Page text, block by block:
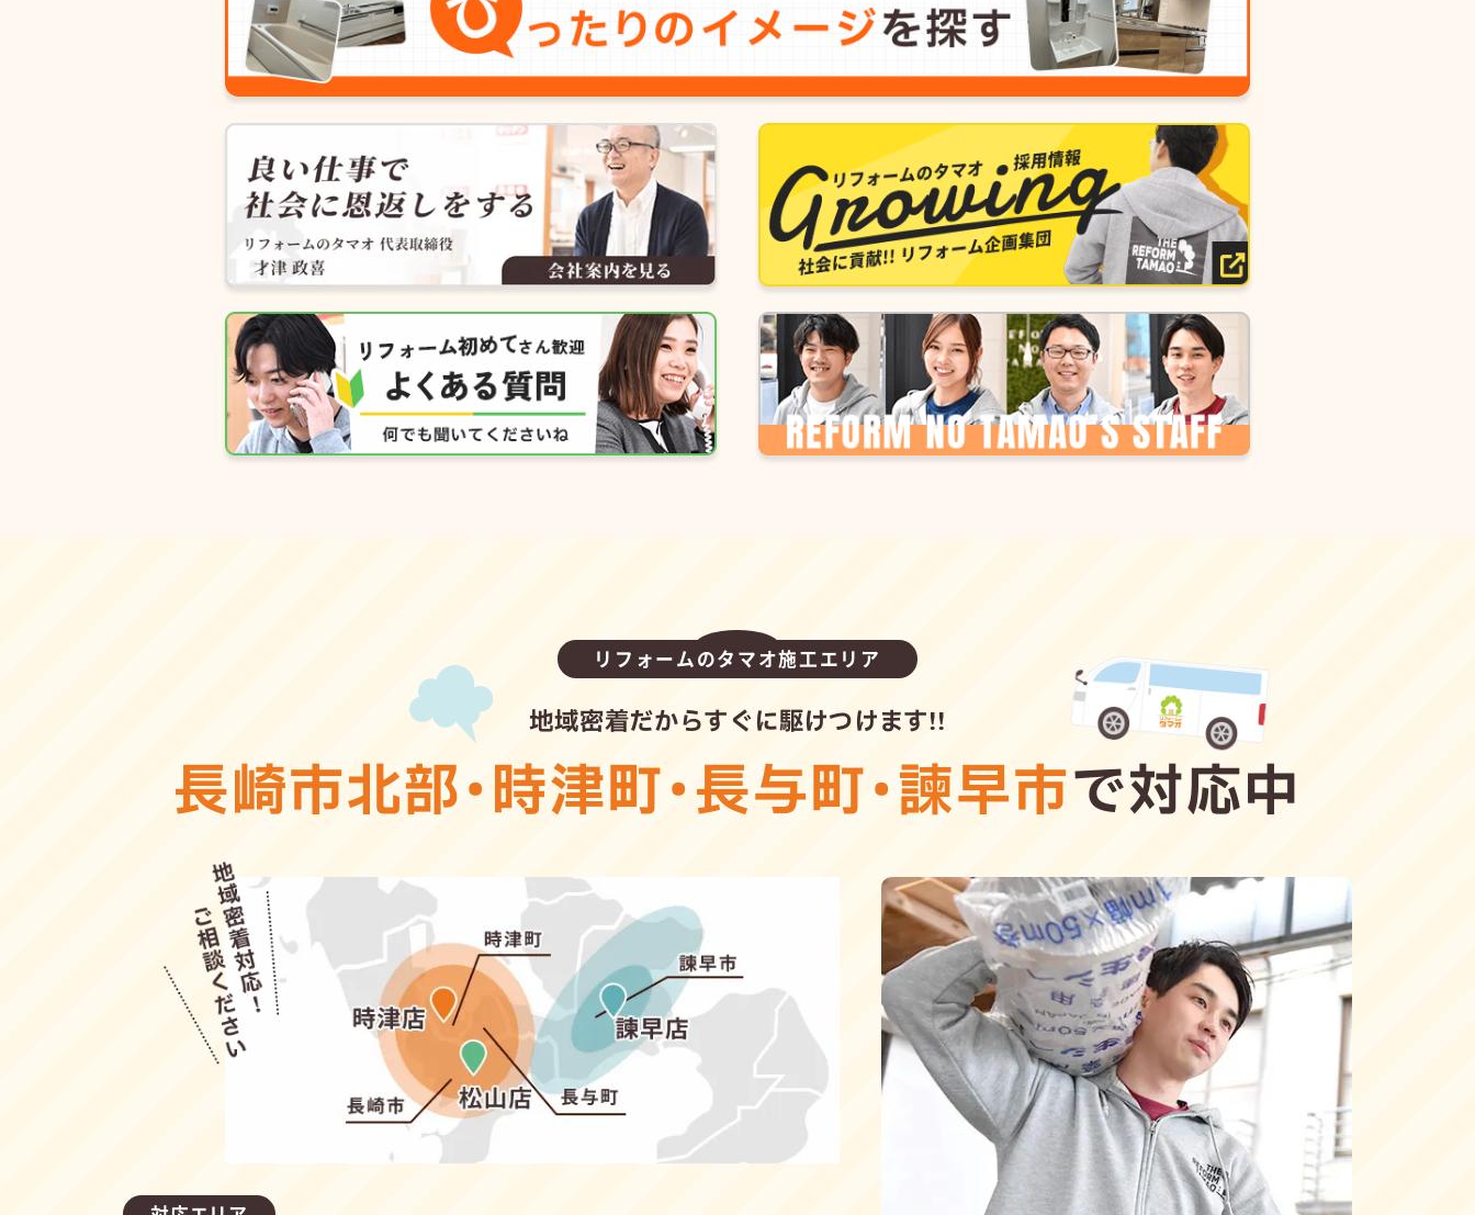
リフォームのタマオ施工エリア
地域密着だからすぐに駆けつけます!!
長崎市北部・時津町・長与町・諫早市で対応中